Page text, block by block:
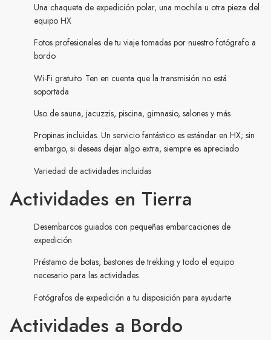
Una chaqueta de expedición polar, una mochila u otra pieza del
equipo HX
Fotos profesionales de tu viaje tomadas por nuestro fotógrafo a
bordo
Wi-Fi gratuito. Ten en cuenta que la transmisión no está
soportada
Uso de sauna, jacuzzis, piscina, gimnasio, salones y más
Propinas incluidas. Un servicio fantástico es estándar en HX; sin
embargo, si deseas dejar algo extra, siempre es apreciado
Variedad de actividades incluidas
Actividades en Tierra
Desembarcos guiados con pequeñas embarcaciones de
expedición
Préstamo de botas, bastones de trekking y todo el equipo
necesario para las actividades
Fotógrafos de expedición a tu disposición para ayudarte
Actividades a Bordo